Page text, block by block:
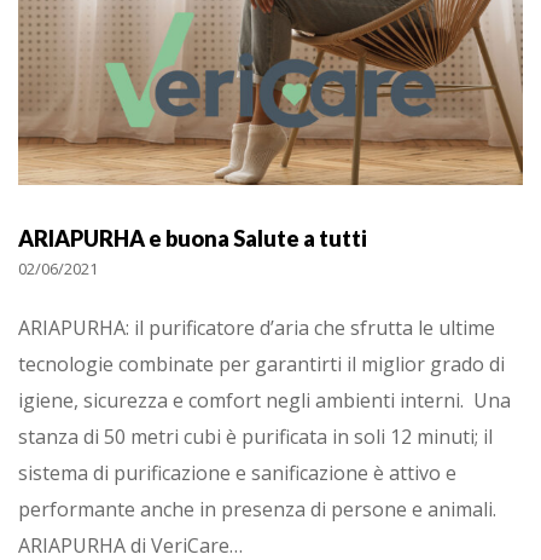
ARIAPURHA e buona Salute a tutti
02/06/2021
ARIAPURHA: il purificatore d’aria che sfrutta le ultime
tecnologie combinate per garantirti il miglior grado di
igiene, sicurezza e comfort negli ambienti interni. Una
stanza di 50 metri cubi è purificata in soli 12 minuti; il
sistema di purificazione e sanificazione è attivo e
performante anche in presenza di persone e animali.
ARIAPURHA di VeriCare…